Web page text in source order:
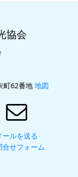
協会
町62番地 地図
ールを送る
合せフォーム